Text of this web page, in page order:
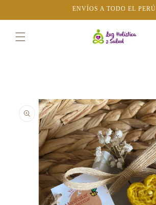
al contenido
ENVÍOS A TODO EL PERÚ